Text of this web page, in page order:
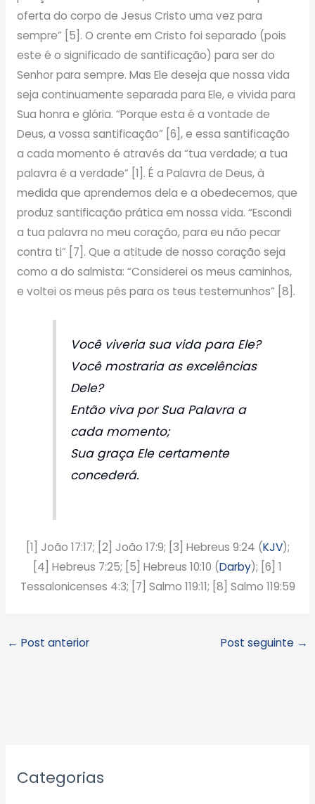
oferta do corpo de Jesus Cristo uma vez para
sempre” [5]. O crente em Cristo foi separado (pois
este é o significado de santificação) para ser do
Senhor para sempre. Mas Ele deseja que nossa vida
seja continuamente separada para Ele, e vivida para
Sua honra e glória. “Porque esta é a vontade de
Deus, a vossa santificação” [6], e essa santificação
a cada momento é através da “tua verdade; a tua
palavra é a verdade” [1]. É a Palavra de Deus, à
medida que aprendemos dela e a obedecemos, que
produz santificação prática em nossa vida. “Escondi
a tua palavra no meu coração, para eu não pecar
contra ti” [7]. Que a atitude de nosso coração seja
como a do salmista: “Considerei os meus caminhos,
e voltei os meus pés para os teus testemunhos” [8].
Você viveria sua vida para Ele?
Você mostraria as excelências
Dele?
Então viva por Sua Palavra a
cada momento;
Sua graça Ele certamente
concederá.
[1] João 17:17; [2] João 17:9; [3] Hebreus 9:24 (KJV);
[4] Hebreus 7:25; [5] Hebreus 10:10 (Darby); [6] 1
Tessalonicenses 4:3; [7] Salmo 119:11; [8] Salmo 119:59
← Post anterior Post seguinte →
Categorias
r